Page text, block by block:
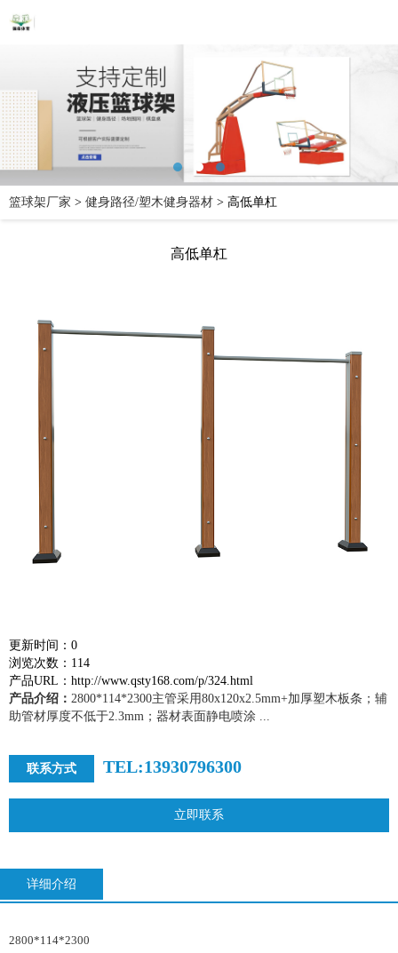
篮球架厂家 > 健身路径/塑木健身器材 > 高低单杠
高低单杠
更新时间：0
浏览次数：114
产品URL：http://www.qsty168.com/p/324.html
产品介绍： 2800*114*2300主管采用80x120x2.5mm+加厚塑木板条；辅
助管材厚度不低于2.3mm；器材表面静电喷涂 ...
联系方式 TEL:13930796300
立即联系
详细介绍
2800*114*2300